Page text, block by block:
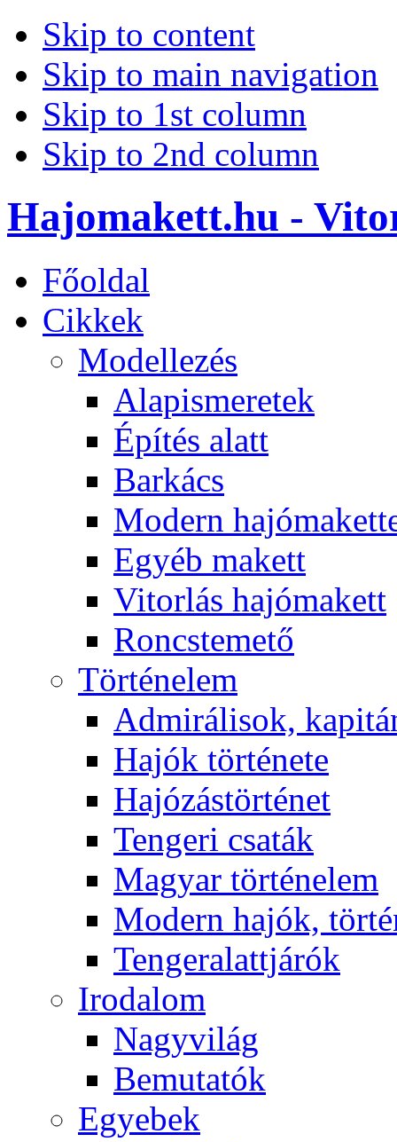
Skip to content
Skip to main navigation
Skip to 1st column
Skip to 2nd column
Hajomakett.hu -
Főoldal
Cikkek
Modellezés
Alapismeretek
Építés alatt
Barkács
Modern
Egyéb makett
Vitorlás hajómakett
Roncstemető
Történelem
Admirálisok,
Hajók története
Hajózástörténet
Tengeri csaták
Magyar történelem
Modern hajók,
Tengeralattjárók
Irodalom
Nagyvilág
Bemutatók
Egyebek